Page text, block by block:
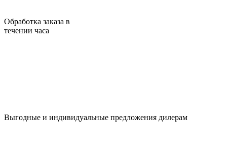
Обработка заказа в
течении часа
Выгодные и индивидуальные предложения дилерам